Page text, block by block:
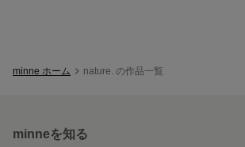
minne ホーム nature. の作品一覧
minneを知る